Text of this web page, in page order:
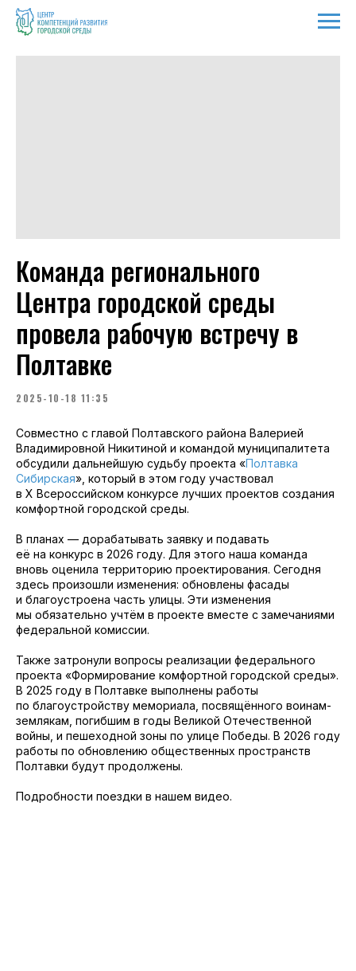
Команда регионального
Центра городской среды
провела рабочую встречу в
Полтавке
2025-10-18 11:35
Совместно с главой Полтавского района Валерией
Владимировной Никитиной и командой муниципалитета
обсудили дальнейшую судьбу проекта «Полтавка
Сибирская», который в этом году участвовал
в X Всероссийском конкурсе лучших проектов создания
комфортной городской среды.
В планах — дорабатывать заявку и подавать
её на конкурс в 2026 году. Для этого наша команда
вновь оценила территорию проектирования. Сегодня
здесь произошли изменения: обновлены фасады
и благоустроена часть улицы. Эти изменения
мы обязательно учтём в проекте вместе с замечаниями
федеральной комиссии.
Также затронули вопросы реализации федерального
проекта «Формирование комфортной городской среды».
В 2025 году в Полтавке выполнены работы
по благоустройству мемориала, посвящённого воинам-
землякам, погибшим в годы Великой Отечественной
войны, и пешеходной зоны по улице Победы. В 2026 году
работы по обновлению общественных пространств
Полтавки будут продолжены.
Подробности поездки в нашем видео.